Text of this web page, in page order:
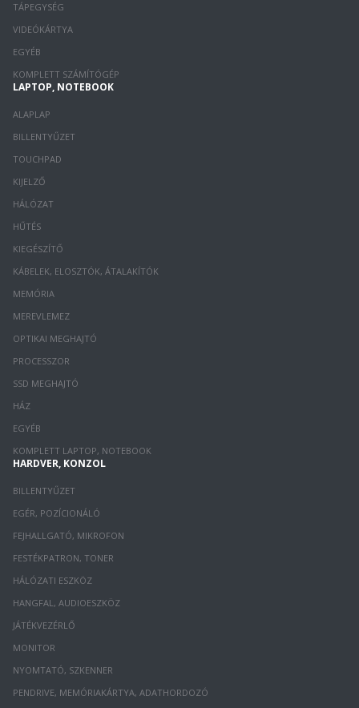
TÁPEGYSÉG
VIDEÓKÁRTYA
EGYÉB
KOMPLETT SZÁMÍTÓGÉP
LAPTOP, NOTEBOOK
ALAPLAP
BILLENTYŰZET
TOUCHPAD
KIJELZŐ
HÁLÓZAT
HŰTÉS
KIEGÉSZÍTŐ
KÁBELEK, ELOSZTÓK, ÁTALAKÍTÓK
MEMÓRIA
MEREVLEMEZ
OPTIKAI MEGHAJTÓ
PROCESSZOR
SSD MEGHAJTÓ
HÁZ
EGYÉB
KOMPLETT LAPTOP, NOTEBOOK
HARDVER, KONZOL
BILLENTYŰZET
EGÉR, POZÍCIONÁLÓ
FEJHALLGATÓ, MIKROFON
FESTÉKPATRON, TONER
HÁLÓZATI ESZKÖZ
HANGFAL, AUDIOESZKÖZ
JÁTÉKVEZÉRLŐ
MONITOR
NYOMTATÓ, SZKENNER
PENDRIVE, MEMÓRIAKÁRTYA, ADATHORDOZÓ